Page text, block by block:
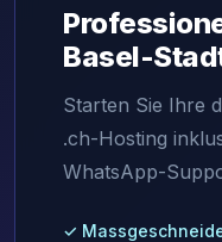
Basel-
Starten Sie Ihre
.ch-Hosting
WhatsApp-
✓